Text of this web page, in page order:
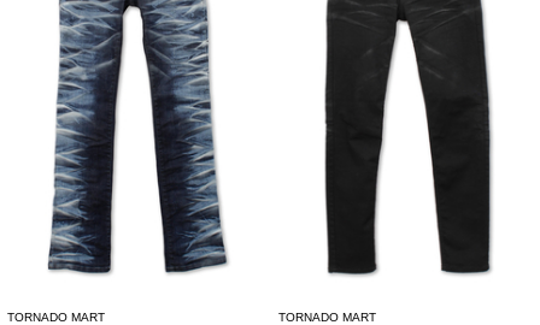
TORNADO MART TORNADO MART